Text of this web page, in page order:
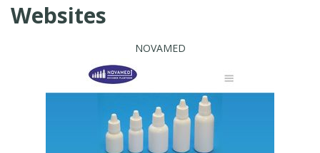
Websites
NOVAMED